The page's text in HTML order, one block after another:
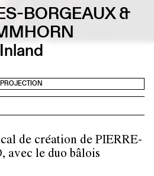
BORGEAUX &
Inland
PROJECTION
de création de PIERRE-
avec le duo bâlois